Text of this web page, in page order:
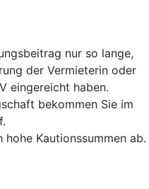
nur so lange,
der Vermieterin oder
eingereicht haben.
bekommen Sie im
Kautionssummen ab.